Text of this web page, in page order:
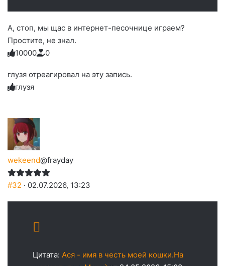
А, стоп, мы щас в интернет-песочнице играем?
Простите, не знал.
Голосуйте
вверх.
1
Нажмите
реакцию:
0
Нажмите
реакцию:
до
0
Нажмите
реакцию:
0
Нажмите
реакцию:
0
Нажмите
благодарю
0
глузя отреагировал на эту запись.
глузя
wekeend@frayday
#32 · 02.07.2026, 13:23
Цитата: Ася - имя в честь моей кошки.На